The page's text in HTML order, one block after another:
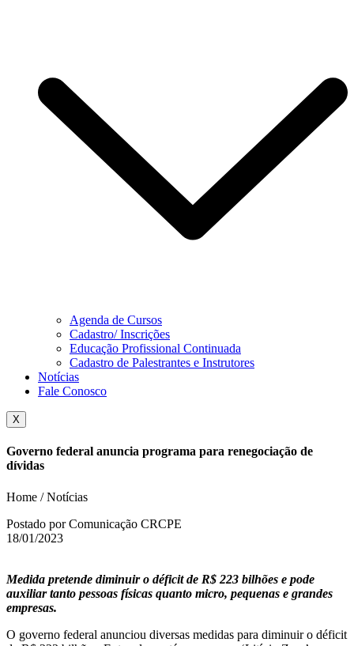
Agenda de Cursos
Cadastro/ Inscrições
Educação Profissional Continuada
Cadastro de Palestrantes e Instrutores
Notícias
Fale Conosco
X
Governo federal anuncia programa para renegociação de
dívidas
Home / Notícias
Postado por Comunicação CRCPE
18/01/2023
Medida pretende diminuir o déficit de R$ 223 bilhões e pode
auxiliar tanto pessoas físicas quanto micro, pequenas e grandes
empresas.
O governo federal anunciou diversas medidas para diminuir o déficit